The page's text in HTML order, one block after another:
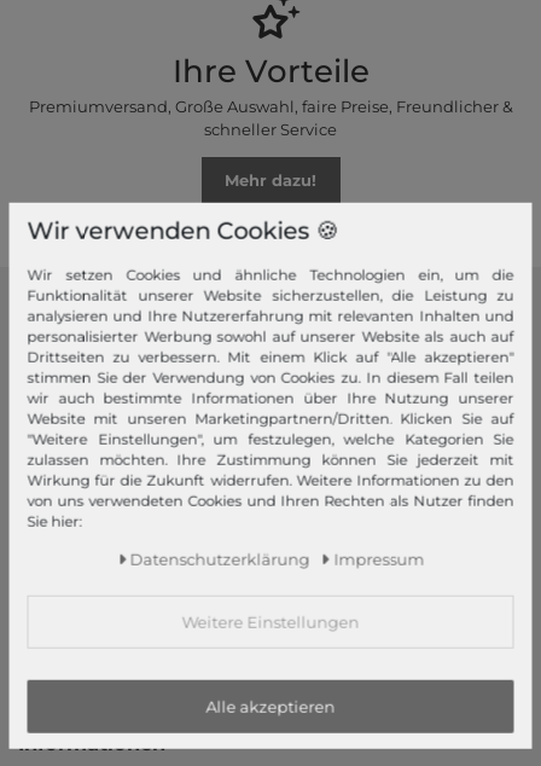
Ihre Vorteile
Premiumversand, Große Auswahl, faire Preise, Freundlicher &
schneller Service
Mehr dazu!
modeherz
Impressum
AGB
Widerrufsrecht
Datenschutzerklärung
Datenschutzeinstellungen
Barrierefreiheitserklärung
Login
Informationen
Wir verwenden Cookies 🍪
Wir setzen Cookies und ähnliche Technologien ein, um die
Funktionalität unserer Website sicherzustellen, die Leistung zu
analysieren und Ihre Nutzererfahrung mit relevanten Inhalten und
personalisierter Werbung sowohl auf unserer Website als auch auf
Drittseiten zu verbessern. Mit einem Klick auf "Alle akzeptieren"
stimmen Sie der Verwendung von Cookies zu. In diesem Fall teilen
wir auch bestimmte Informationen über Ihre Nutzung unserer
Website mit unseren Marketingpartnern/Dritten. Klicken Sie auf
"Weitere Einstellungen", um festzulegen, welche Kategorien Sie
zulassen möchten. Ihre Zustimmung können Sie jederzeit mit
Wirkung für die Zukunft widerrufen. Weitere Informationen zu den
von uns verwendeten Cookies und Ihren Rechten als Nutzer finden
Sie hier:
Daten­schutz­erklärung Impressum
Weitere Einstellungen
Alle akzeptieren